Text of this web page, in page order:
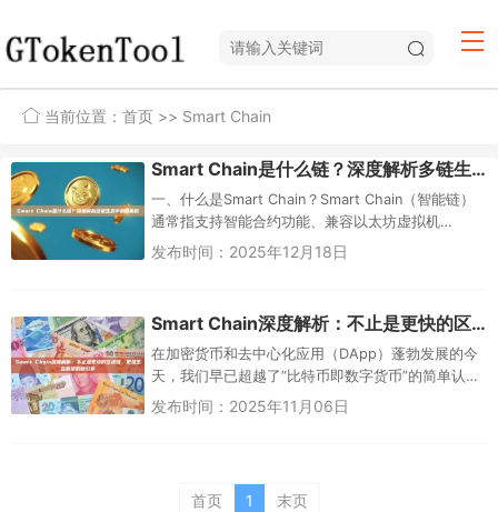
当前位置： 首页 >> Smart Chain
Smart Chain是什么链？深度解析多链生态中的智能链
一、什么是Smart Chain？Smart Chain（智能链）
通常指支持智能合约功能、兼容以太坊虚拟机
（EVM）且具备独立共识机制的高性能区块链网
发布时间：2025年12月18日
Smart Chain深度解析：不止是更快的区块链，更是生态繁荣的新引擎
在加密货币和去中心化应用（DApp）蓬勃发展的今
天，我们早已超越了“比特币即数字货币”的简单认
知。区块链世界正朝着高性能、低成本、易互操作
发布时间：2025年11月06日
首页 1 末页